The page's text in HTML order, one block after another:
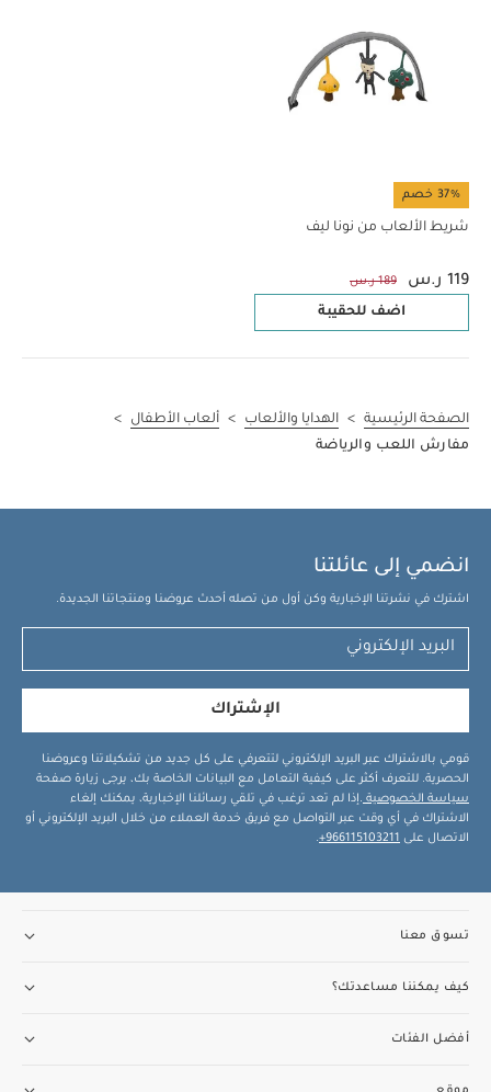
37% خصم
شريط الألعاب من نونا ليف
119 ر.س 189 ر.س
اضف للحقيبة
الصفحة الرئيسية > الهدايا والألعاب > ألعاب الأطفال
>
مفارش اللعب والرياضة
انضمي إلى عائلتنا
اشترك في نشرتنا الإخبارية وكن أول من تصله أحدث عروضنا ومنتجاتنا الجديدة.
الإشتراك
قومي بالاشتراك عبر البريد الإلكتروني لتتعرفي على كل جديد من تشكيلاتنا وعروضنا
الحصرية. للتعرف أكثر على كيفية التعامل مع البيانات الخاصة بك، يرجى زيارة صفحة
سياسة الخصوصية .إذا لم تعد ترغب في تلقي رسائلنا الإخبارية، يمكنك إلغاء
الاشتراك في أي وقت عبر التواصل مع فريق خدمة العملاء من خلال البريد الإلكتروني أو
الاتصال على 966115103211+
.
تسوق معنا
كيف يمكننا مساعدتك؟
أفضل الفئات